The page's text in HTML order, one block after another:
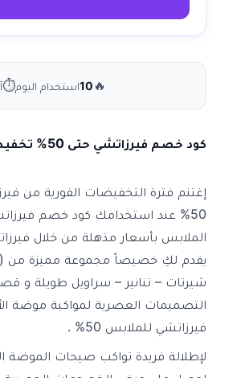
🔥
10استخدام اليوم⏱
كود خصم فيرزاتشي حتى 50% تخفيض فوري على كافة المنتجات
إغتنم فترة التخفيضات الفورية من
50% عند استخدامك كود خصم
يقدم لكِ خصيصاً مجموعة مميزة من (
شيرتات – تنانير – سراويل طويلة و
التصميمات العصرية لمواكبة موضة
فيرزاتشي للملابس 50% .
لإطلالة فريدة تواكب صيحات الموضة